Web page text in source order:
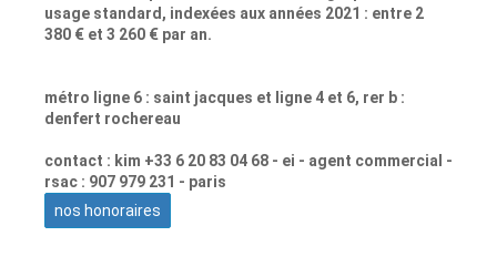
usage standard, indexées aux années 2021 : entre 2
380 € et 3 260 € par an.
métro ligne 6 : saint jacques et ligne 4 et 6, rer b :
denfert rochereau
contact : kim +33 6 20 83 04 68 - ei - agent commercial -
rsac : 907 979 231 - paris
nos honoraires